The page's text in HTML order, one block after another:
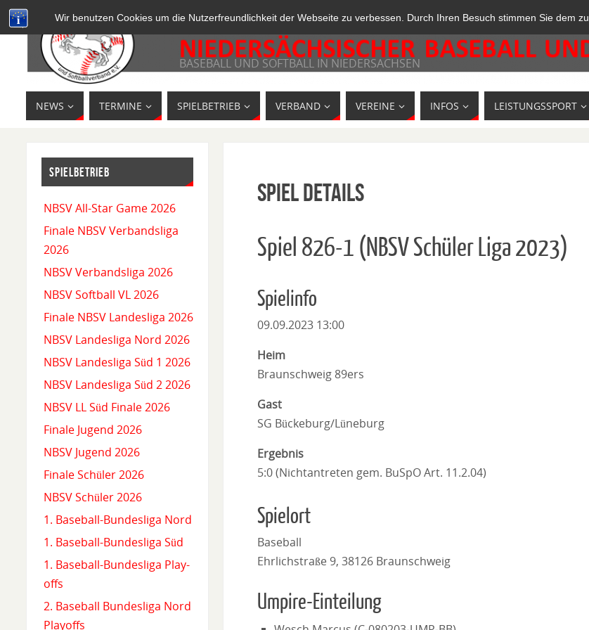
Wir benutzen Cookies um die Nutzerfreundlichkeit der Webseite zu verbessen. Durch Ihren Besuch stimmen Sie dem zu.
BASEBALL UND SOFTBALL IN NIEDERSACHSEN
NEWS TERMINE SPIELBETRIEB VERBAND VEREINE INFOS LEISTUNGSSPORT
Spiel Details
Spiel 826-1 (NBSV Schüler Liga 2023)
Spielinfo
09.09.2023 13:00
Heim
Braunschweig 89ers
Gast
SG Bückeburg/Lüneburg
Ergebnis
5:0 (Nichtantreten gem. BuSpO Art. 11.2.04)
Spielort
Baseball
Ehrlichstraße 9, 38126 Braunschweig
Umpire-Einteilung
SPIELBETRIEB
NBSV All-Star Game 2026
Finale NBSV Verbandsliga
2026
NBSV Verbandsliga 2026
NBSV Softball VL 2026
Finale NBSV Landesliga 2026
NBSV Landesliga Nord 2026
NBSV Landesliga Süd 1 2026
NBSV Landesliga Süd 2 2026
NBSV LL Süd Finale 2026
Finale Jugend 2026
NBSV Jugend 2026
Finale Schüler 2026
NBSV Schüler 2026
1. Baseball-Bundesliga Nord
1. Baseball-Bundesliga Süd
1. Baseball-Bundesliga Play-
offs
2. Baseball Bundesliga Nord
Playoffs